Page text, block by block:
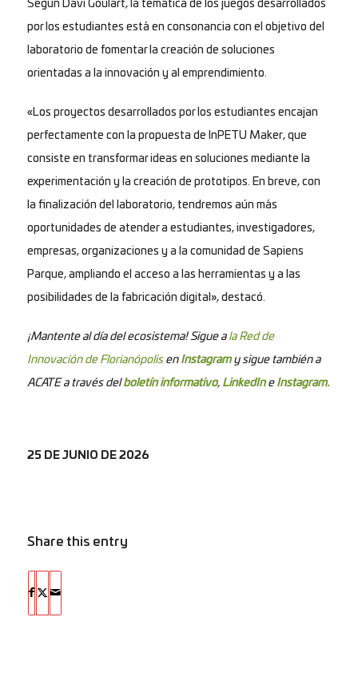
Según Davi Goulart, la temática de los juegos desarrollados
por los estudiantes está en consonancia con el objetivo del
laboratorio de fomentar la creación de soluciones
orientadas a la innovación y al emprendimiento.
«Los proyectos desarrollados por los estudiantes encajan
perfectamente con la propuesta de InPETU Maker, que
consiste en transformar ideas en soluciones mediante la
experimentación y la creación de prototipos. En breve, con
la finalización del laboratorio, tendremos aún más
oportunidades de atender a estudiantes, investigadores,
empresas, organizaciones y a la comunidad de Sapiens
Parque, ampliando el acceso a las herramientas y a las
posibilidades de la fabricación digital», destacó.
¡Mantente al día del ecosistema! Sigue a la Red de
Innovación de Florianópolisen Instagramy sigue también a
ACATE a través delboletín informativo, LinkedIne Instagram.
25 DE JUNIO DE 2026
Share this entry